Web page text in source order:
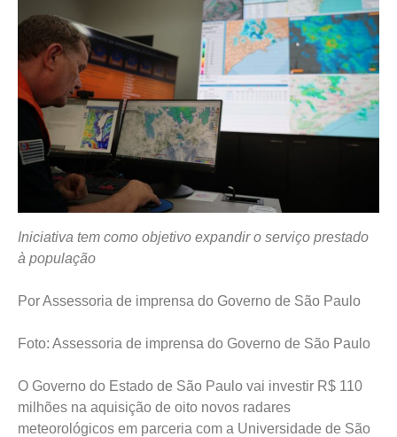
Iniciativa tem como objetivo expandir o serviço prestado
à população
Por Assessoria de imprensa do Governo de São Paulo
Foto: Assessoria de imprensa do Governo de São Paulo
O Governo do Estado de São Paulo vai investir R$ 110
milhões na aquisição de oito novos radares
meteorológicos em parceria com a Universidade de São